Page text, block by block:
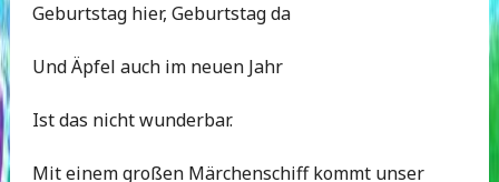
Geburtstag hier, Geburtstag da
Und Äpfel auch im neuen Jahr
Ist das nicht wunderbar.
Mit einem großen Märchenschiff kommt unser